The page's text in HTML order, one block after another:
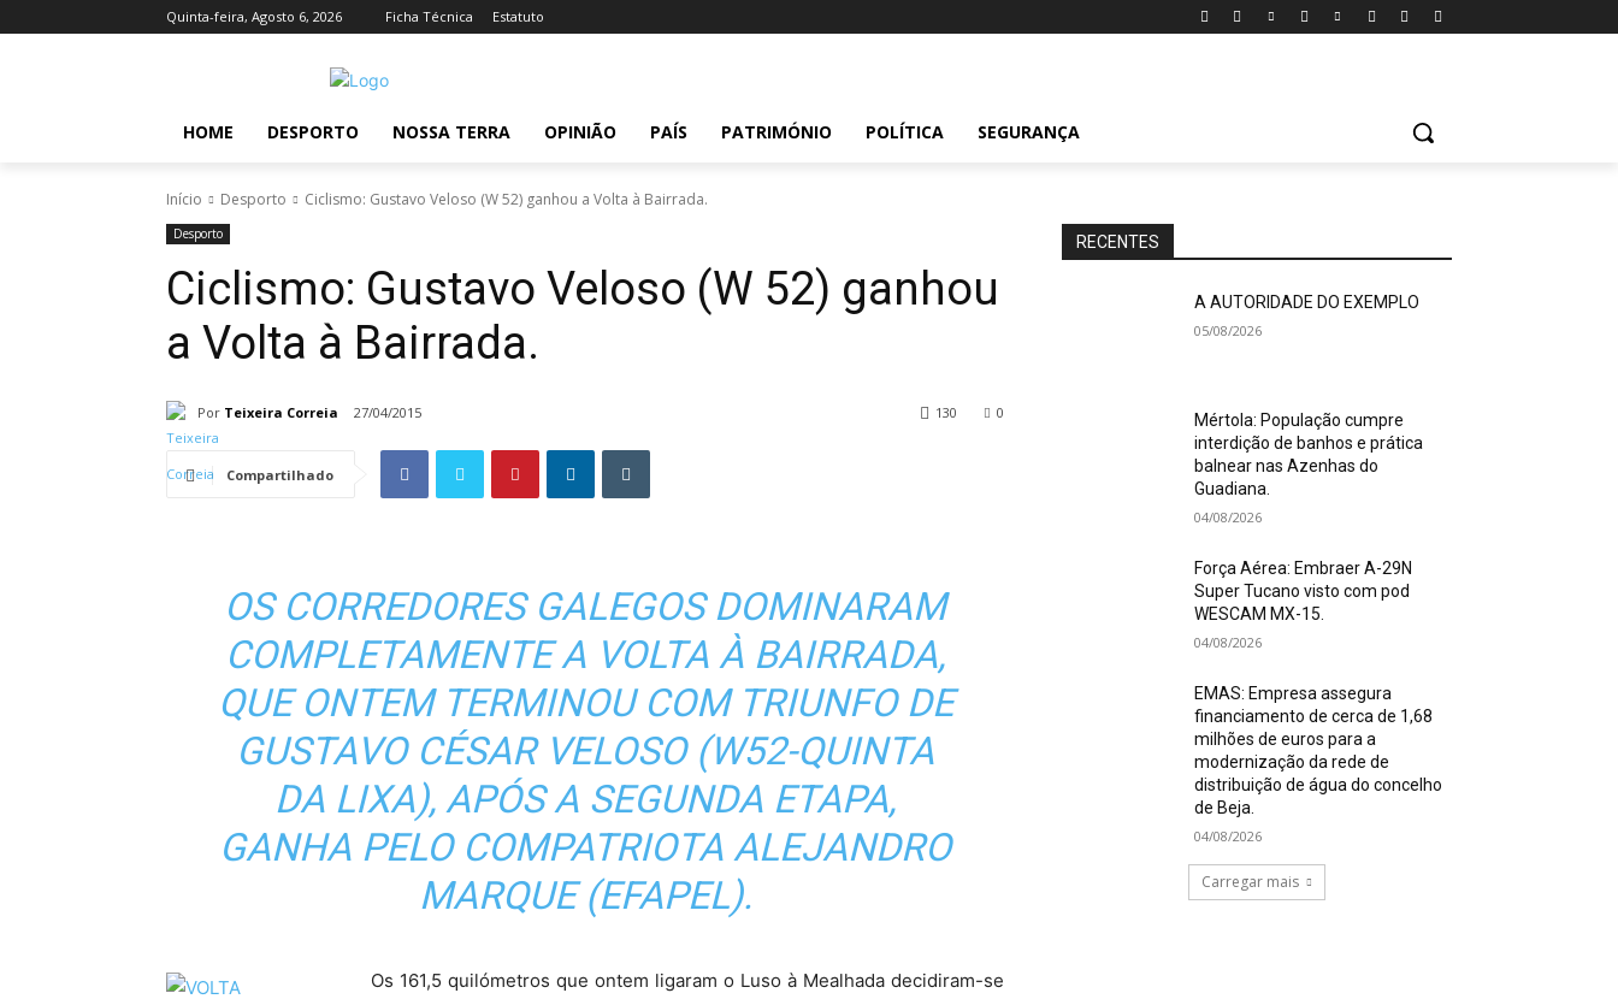
Quinta-feira, Agosto 6, 2026 Ficha Técnica Estatuto
HOME DESPORTO NOSSA TERRA OPINIÃO PAÍS PATRIMÓNIO POLÍTICA SEGURANÇA
Início Desporto Ciclismo: Gustavo Veloso (W 52) ganhou a Volta à Bairrada.
Desporto
Ciclismo: Gustavo Veloso (W 52) ganhou
a Volta à Bairrada.
Por Teixeira Correia 27/04/2015 0
130
Compartilhado
OS CORREDORES GALEGOS DOMINARAM
COMPLETAMENTE A VOLTA À BAIRRADA,
QUE ONTEM TERMINOU COM TRIUNFO DE
GUSTAVO CÉSAR VELOSO (W52-QUINTA
DA LIXA), APÓS A SEGUNDA ETAPA,
GANHA PELO COMPATRIOTA ALEJANDRO
MARQUE (EFAPEL).
Os 161,5 quilómetros que ontem ligaram o Luso à Mealhada decidiram-se
RECENTES
A AUTORIDADE DO EXEMPLO
05/08/2026
Mértola: População cumpre
interdição de banhos e prática
balnear nas Azenhas do
Guadiana.
04/08/2026
Força Aérea: Embraer A-29N
Super Tucano visto com pod
WESCAM MX-15.
04/08/2026
EMAS: Empresa assegura
financiamento de cerca de 1,68
milhões de euros para a
modernização da rede de
distribuição de água do concelho
de Beja.
04/08/2026
Carregar mais